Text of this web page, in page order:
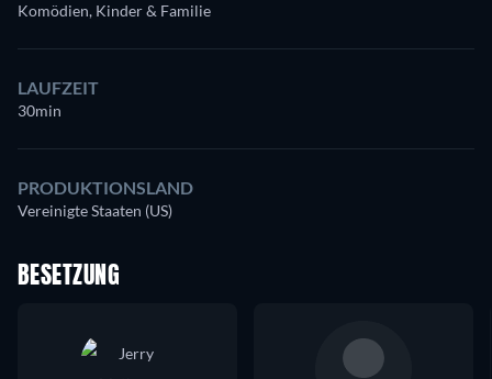
Komödien, Kinder & Familie
LAUFZEIT
30min
PRODUKTIONSLAND
Vereinigte Staaten (US)
BESETZUNG